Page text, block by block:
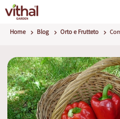
Home Blog Orto e Frutteto